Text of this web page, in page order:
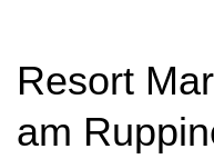
Resort
am